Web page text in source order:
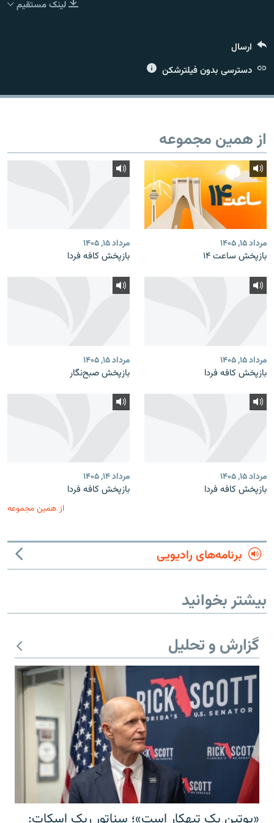
زبان‌های دیگر
لینک مستقیم
ارسال
دسترسی بدون فیلترشکن
از همین مجموعه
مرداد ۱۵, ۱۴۰۵
بازپخش ساعت ۱۴
مرداد ۱۵, ۱۴۰۵
بازپخش کافه فردا
مرداد ۱۵, ۱۴۰۵
بازپخش کافه فردا
مرداد ۱۵, ۱۴۰۵
بازپخش صبح‌نگار
مرداد ۱۵, ۱۴۰۵
بازپخش کافه فردا
مرداد ۱۴, ۱۴۰۵
بازپخش کافه فردا
از همین مجموعه
برنامه‌های رادیویی
بیشتر بخوانید
گزارش و تحلیل